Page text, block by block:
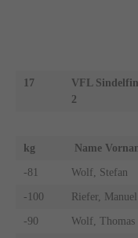
17
VFL
2
kg Name
-81 Wolf, Stefan
-100 Riefer, Manuel
-90 Wolf, Thomas